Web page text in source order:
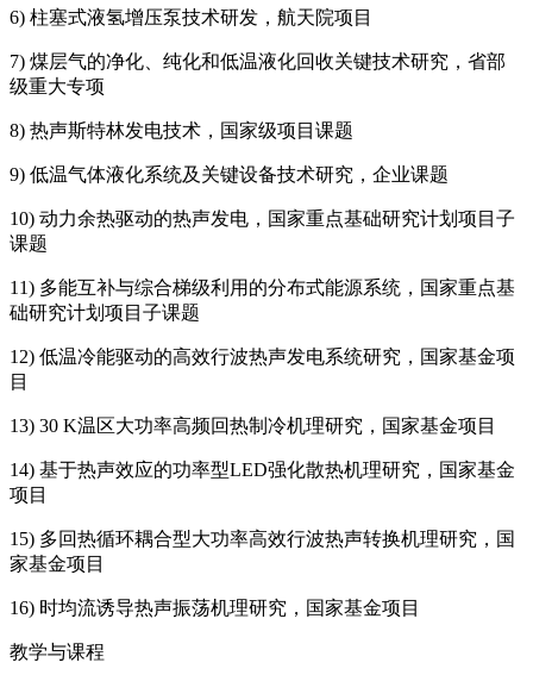
6) 柱塞式液氢增压泵技术研发，航天院项目
7) 煤层气的净化、纯化和低温液化回收关键技术研究，省部
级重大专项
8) 热声斯特林发电技术，国家级项目课题
9) 低温气体液化系统及关键设备技术研究，企业课题
10) 动力余热驱动的热声发电，国家重点基础研究计划项目子
课题
11) 多能互补与综合梯级利用的分布式能源系统，国家重点基
础研究计划项目子课题
12) 低温冷能驱动的高效行波热声发电系统研究，国家基金项
目
13) 30 K温区大功率高频回热制冷机理研究，国家基金项目
14) 基于热声效应的功率型LED强化散热机理研究，国家基金
项目
15) 多回热循环耦合型大功率高效行波热声转换机理研究，国
家基金项目
16) 时均流诱导热声振荡机理研究，国家基金项目
教学与课程